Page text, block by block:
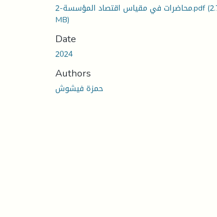
محاضرات في مقياس اقتصاد المؤسسة-2.pdf
MB)
Date
2024
Authors
حمزة فيشوش